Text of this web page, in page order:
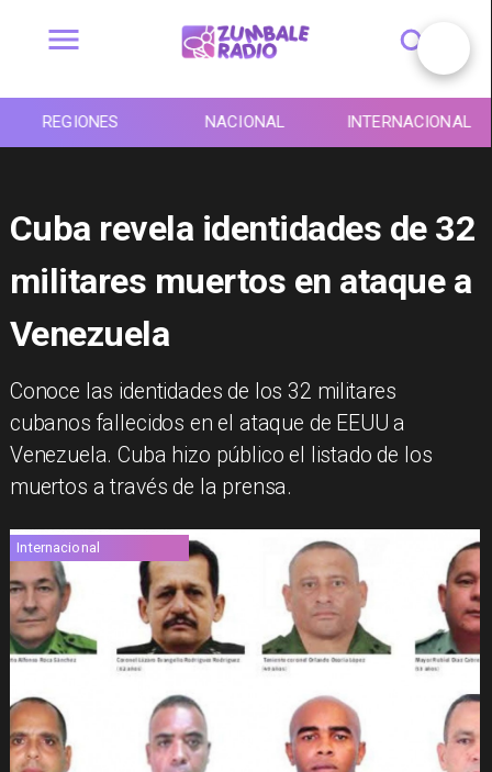
REGIONES NACIONAL INTERNACIONAL
Cuba revela identidades de 32
militares muertos en ataque a
Venezuela
Conoce las identidades de los 32 militares
cubanos fallecidos en el ataque de EEUU a
Venezuela. Cuba hizo público el listado de los
muertos a través de la prensa.
Internacional